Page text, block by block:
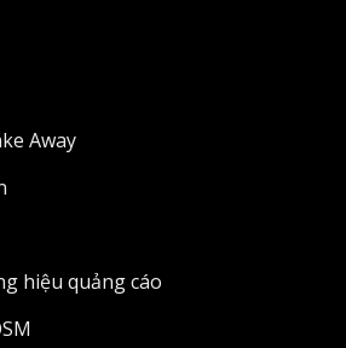
Away
hiệu quảng cáo